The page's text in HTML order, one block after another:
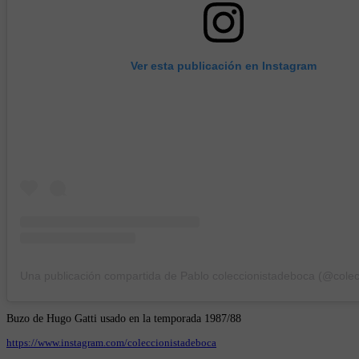
Ver esta publicación en Instagram
Buzo de Hugo Gatti usado en la temporada 1987/88
https://www.instagram.com/coleccionistadeboca